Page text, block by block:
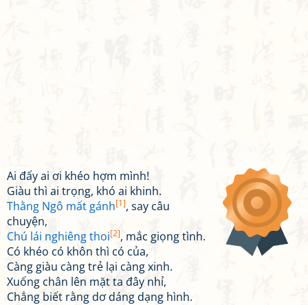
Ai đấy ai ơi khéo hợm mình!
Giàu thì ai trọng, khó ai khinh.
Thằng Ngô mất gánh[1], say câu
chuyện,
Chú lái nghiêng thoi[2], mắc giọng tình.
Có khéo có khôn thì có của,
Càng giàu càng trẻ lại càng xinh.
Xuống chân lên mặt ta đây nhỉ,
Chẳng biết rằng dơ dáng dạng hình.